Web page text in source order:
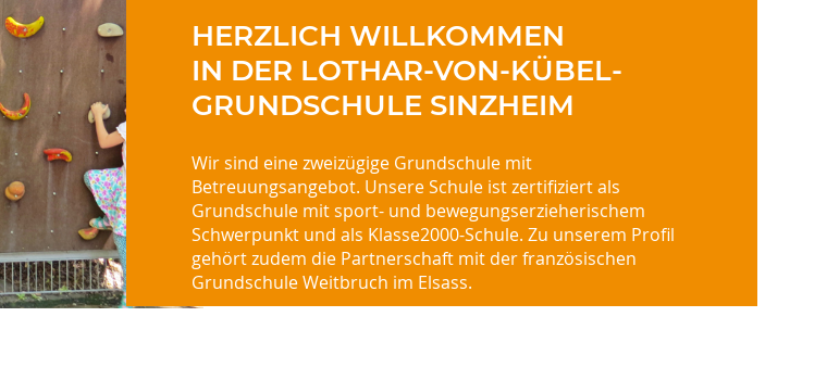
HERZLICH WILLKOMMEN
IN DER LOTHAR-VON-KÜBEL-
GRUNDSCHULE SINZHEIM
Wir sind eine zweizügige Grundschule mit
Betreuungsangebot. Unsere Schule ist zertifiziert als
Grundschule mit sport- und bewegungserzieherischem
Schwerpunkt und als Klasse2000-Schule. Zu unserem Profil
gehört zudem die Partnerschaft mit der französischen
Grundschule Weitbruch im Elsass.